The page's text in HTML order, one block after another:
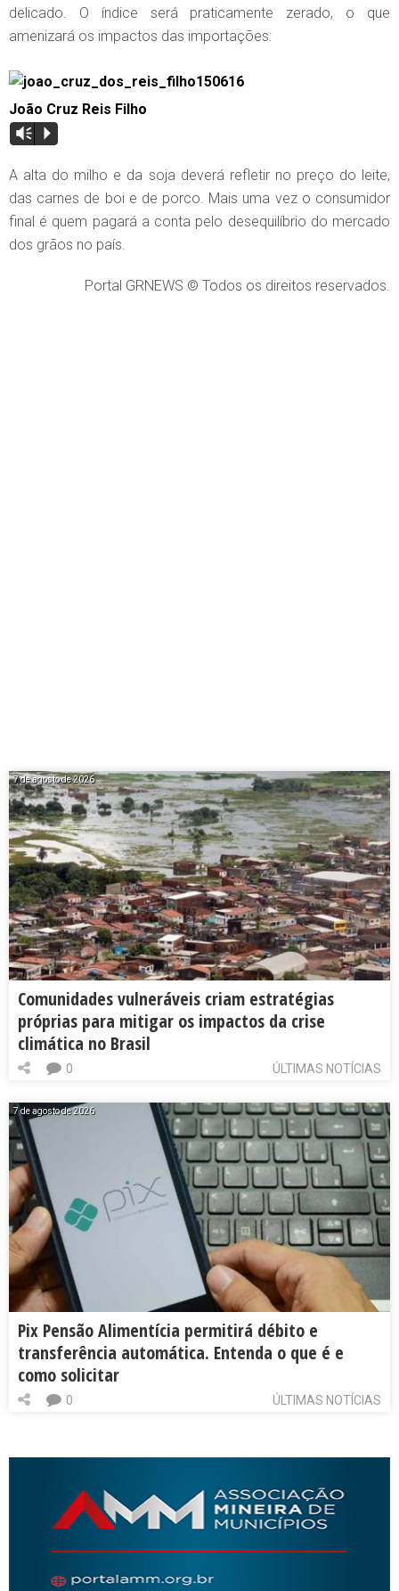
delicado. O índice será praticamente zerado, o que
amenizará os impactos das importações:
João Cruz Reis Filho
Vm P
A alta do milho e da soja deverá refletir no preço do leite,
das carnes de boi e de porco. Mais uma vez o consumidor
final é quem pagará a conta pelo desequilíbrio do mercado
dos grãos no país.
Portal GRNEWS © Todos os direitos reservados.
7 de agosto de 2026
Comunidades vulneráveis criam estratégias
próprias para mitigar os impactos da crise
climática no Brasil
ÚLTIMAS NOTÍCIAS
0
7 de agosto de 2026
Pix Pensão Alimentícia permitirá débito e
transferência automática. Entenda o que é e
como solicitar
ÚLTIMAS NOTÍCIAS
0